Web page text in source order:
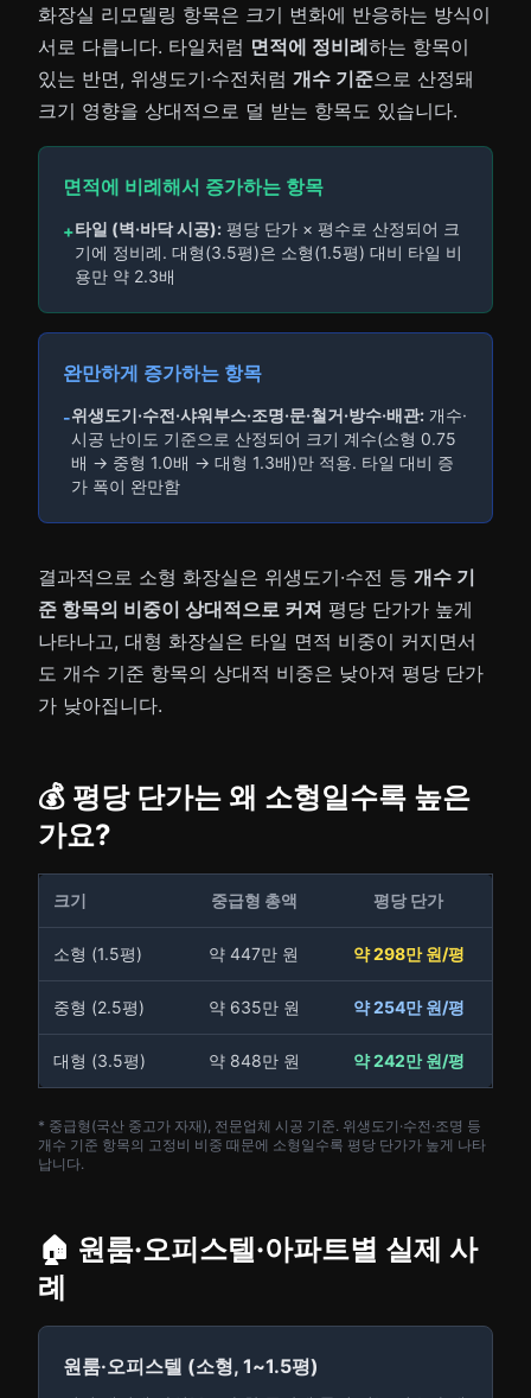
화장실 리모델링 항목은 크기 변화에 반응하는 방식이
서로 다릅니다. 타일처럼 면적에 정비례하는 항목이
있는 반면, 위생도기·수전처럼 개수 기준으로 산정돼
크기 영향을 상대적으로 덜 받는 항목도 있습니다.
면적에 비례해서 증가하는 항목
+타일 (벽·바닥 시공): 평당 단가 × 평수로 산정되어 크
기에 정비례. 대형(3.5평)은 소형(1.5평) 대비 타일 비
용만 약 2.3배
완만하게 증가하는 항목
-위생도기·수전·샤워부스·조명·문·철거·방수·배관: 개수·
시공 난이도 기준으로 산정되어 크기 계수(소형 0.75
배 → 중형 1.0배 → 대형 1.3배)만 적용. 타일 대비 증
가 폭이 완만함
결과적으로 소형 화장실은 위생도기·수전 등 개수 기
준 항목의 비중이 상대적으로 커져 평당 단가가 높게
나타나고, 대형 화장실은 타일 면적 비중이 커지면서
도 개수 기준 항목의 상대적 비중은 낮아져 평당 단가
가 낮아집니다.
💰 평당 단가는 왜 소형일수록 높은
가요?
크기 중급형 총액 평당 단가
소형 (1.5평) 약 447만 원 약 298만 원/평
중형 (2.5평) 약 635만 원 약 254만 원/평
대형 (3.5평) 약 848만 원 약 242만 원/평
* 중급형(국산 중고가 자재), 전문업체 시공 기준. 위생도기·수전·조명 등
개수 기준 항목의 고정비 비중 때문에 소형일수록 평당 단가가 높게 나타
납니다.
🏠 원룸·오피스텔·아파트별 실제 사
례
원룸·오피스텔 (소형, 1~1.5평)